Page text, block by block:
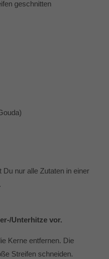
die Produkte von
TM6.
ich Dich gerne zu
geschnitten
nur alle Zutaten in einer
Unterhitze vor.
Kerne entfernen. Die
Streifen schneiden.